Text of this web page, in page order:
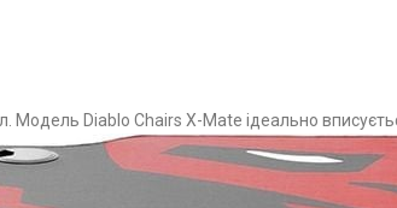
Модель Diablo Chairs X-Mate ідеально